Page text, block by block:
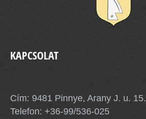
KAPCSOLAT
Cím: 9481 Pinnye, Arany J. u. 15.
Telefon: +36-99/536-025